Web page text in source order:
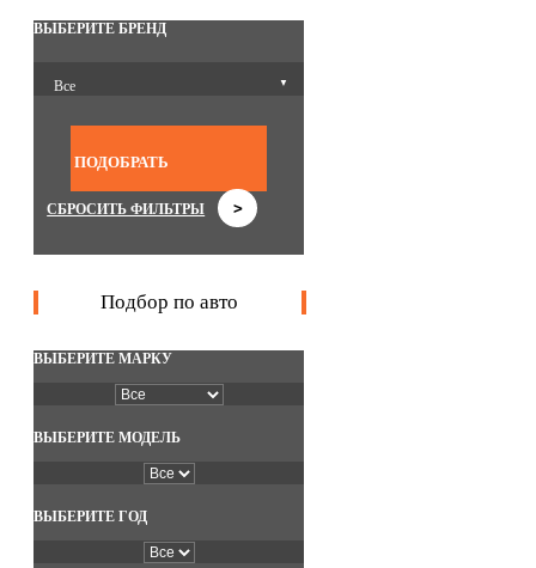
ВЫБЕРИТЕ БРЕНД
Все ▼
ПОДОБРАТЬ
>
СБРОСИТЬ ФИЛЬТРЫ
Подбор по авто
ВЫБЕРИТЕ МАРКУ
ВЫБЕРИТЕ МОДЕЛЬ
ВЫБЕРИТЕ ГОД